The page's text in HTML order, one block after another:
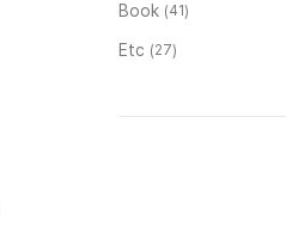
Book (41)
Etc (27)